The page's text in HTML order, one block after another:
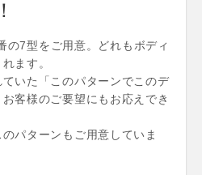
の7型をご用意。どれもボディ
ます。
いた「このパターンでこのデ
客様のご要望にもお応えでき
パターンもご用意していま